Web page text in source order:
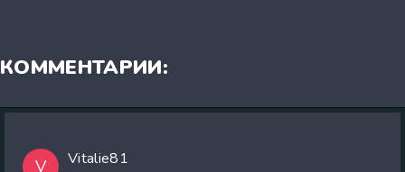
КОММЕНТАРИИ:
V Vitalie81